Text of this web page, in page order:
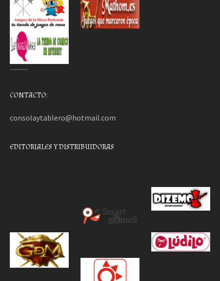
………..
CONTACTO:
consolaytablero@hotmail.com
EDITORIALES Y DISTRIBUIDORAS